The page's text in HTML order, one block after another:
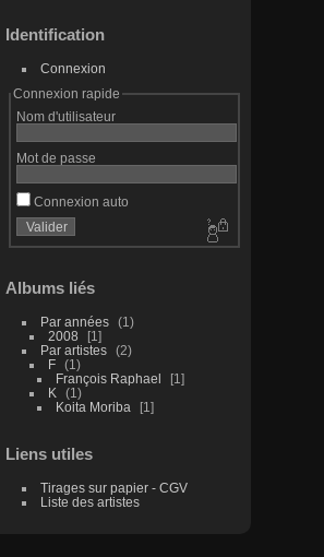
Identification
Connexion
Connexion rapide
Nom d'utilisateur
Mot de passe
Connexion auto
Albums liés
Par années
1
2008
1
Par artistes
2
F
1
François Raphael
1
K
1
Koita Moriba
1
Liens utiles
Tirages sur papier - CGV
Liste des artistes